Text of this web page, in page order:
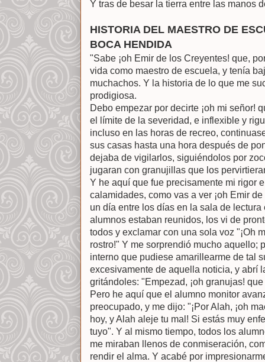
Y tras de besar la tierra entre las manos
HISTORIA DEL MAESTRO DE
BOCA HENDIDA
"Sabe ¡oh Emir de los Creyentes! que,
vida como maestro de escuela, y tenía
muchachos. Y la historia de lo que me
prodigiosa.
Debo empezar por decirte ¡oh mi señor!
el límite de la severidad, e inflexible y
incluso en las horas de recreo,
sus casas hasta una hora después de
dejaba de vigilarlos, siguiéndolos por
jugaran con granujillas que los
Y he aquí que fue precisamente mi rigor
calamidades, como vas a ver ¡oh Emir
un día entre los días en la sala de
alumnos estaban reunidos, los vi de
todos y exclamar con una sola voz "¡Oh
rostro!" Y me sorprendió mucho aquello;
interno que pudiese amarillearme de tal
excesivamente de aquella noticia, y abrí
gritándoles: "Empezad, ¡oh granujas!
Pero he aquí que el alumno monitor
preocupado, y me dijo: "¡Por Alah, ¡oh
hoy, y Alah aleje tu mal! Si estás muy
tuyo". Y al mismo tiempo, todos los
me miraban llenos de conmiseración,
rendir el alma. Y acabé por